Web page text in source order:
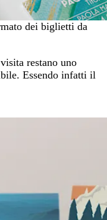
dei biglietti da
restano uno
Essendo infatti il